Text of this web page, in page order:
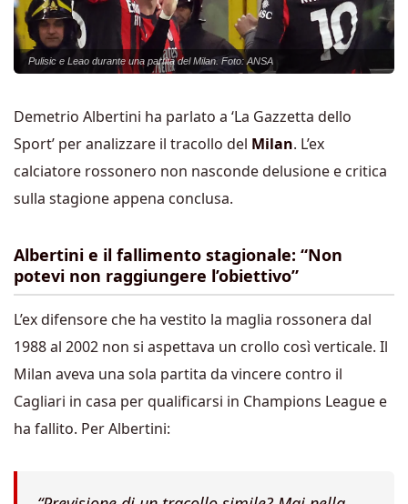
Pulisic e Leao durante una partita del Milan. Foto: ANSA
Demetrio Albertini ha parlato a ‘La Gazzetta dello
Sport’ per analizzare il tracollo del Milan. L’ex
calciatore rossonero non nasconde delusione e critica
sulla stagione appena conclusa.
Albertini e il fallimento stagionale: “Non
potevi non raggiungere l’obiettivo”
L’ex difensore che ha vestito la maglia rossonera dal
1988 al 2002 non si aspettava un crollo così verticale. Il
Milan aveva una sola partita da vincere contro il
Cagliari in casa per qualificarsi in Champions League e
ha fallito. Per Albertini: